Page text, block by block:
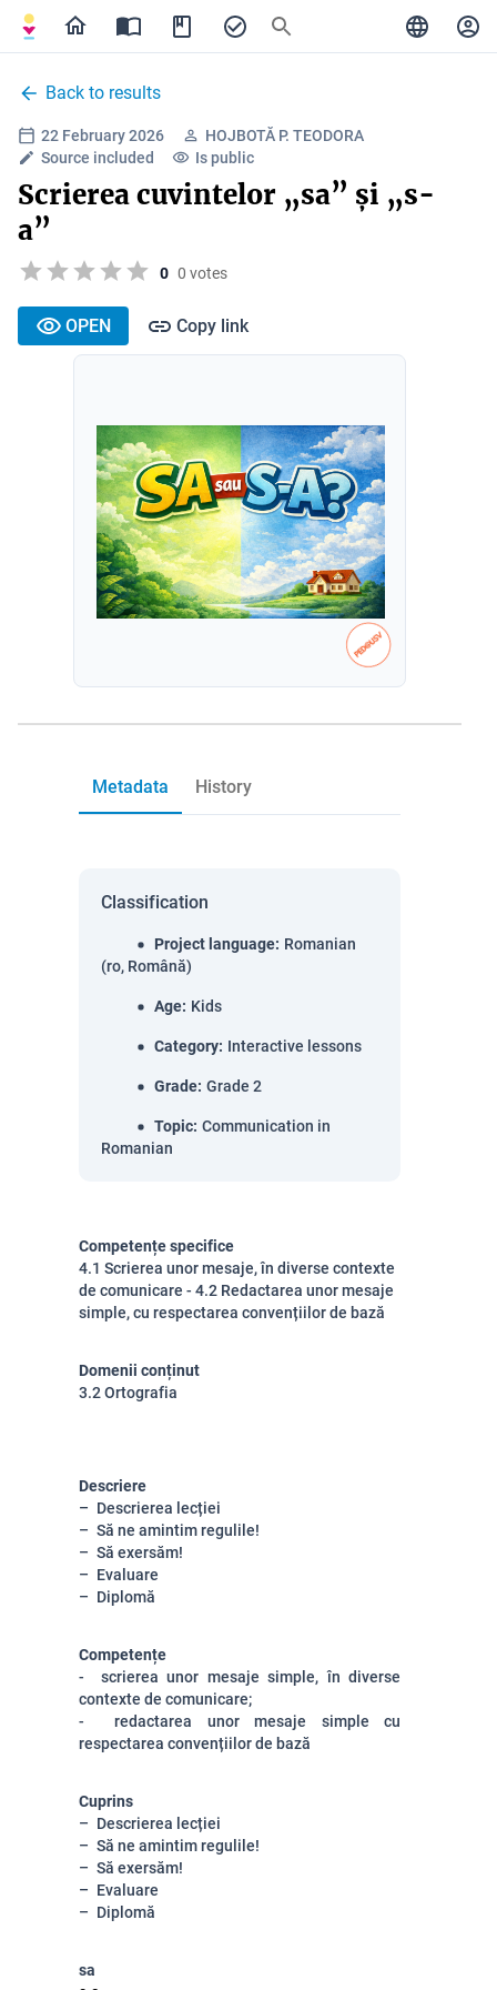
Back to results
22 February 2026
HOJBOTĂ P. TEODORA
Source included
Is public
Scrierea cuvintelor „sa” și „s-
a”
0 0 votes
OPEN Copy link
Metadata History
Classification
Project language: Romanian
(ro, Română)
Age: Kids
Category: Interactive lessons
Grade: Grade 2
Topic: Communication in
Romanian
Competențe specifice
4.1 Scrierea unor mesaje, în diverse contexte
de comunicare - 4.2 Redactarea unor mesaje
simple, cu respectarea convențiilor de bază
Domenii conținut
3.2 Ortografia
Descriere
Descrierea lecției
Să ne amintim regulile!
Să exersăm!
Evaluare
Diplomă
Competențe
- scrierea unor mesaje simple, în diverse
contexte de comunicare;
- redactarea unor mesaje simple cu
respectarea convențiilor de bază
Cuprins
Descrierea lecției
Să ne amintim regulile!
Să exersăm!
Evaluare
Diplomă
sa